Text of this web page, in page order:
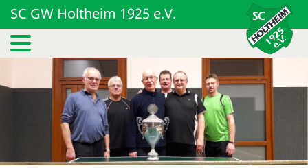
SC GW Holtheim 1925 e.V.